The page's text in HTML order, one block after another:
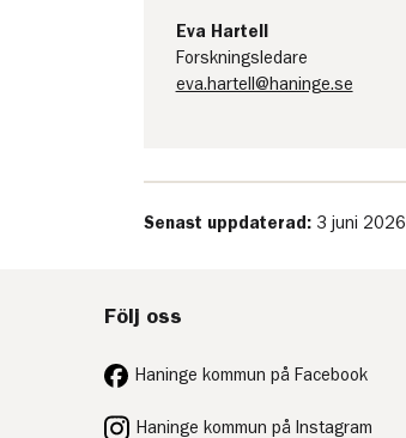
sitt arbete tillsammans med
Eva Hartell
Forskningsledare
eva.hartell@haninge.se
Senast uppdaterad: 3 juni 2026
Följ oss
Haninge kommun på Facebook
Haninge kommun på Instagram